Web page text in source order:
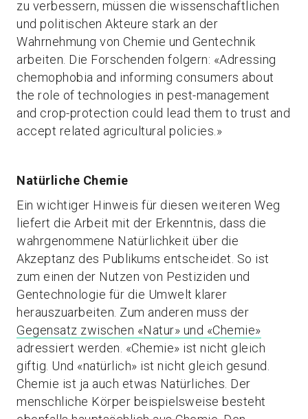
zu verbessern, müssen die wissenschaftlichen
und politischen Akteure stark an der
Wahrnehmung von Chemie und Gentechnik
arbeiten. Die Forschenden folgern: «Adressing
chemophobia and informing consumers about
the role of technologies in pest-management
and crop-protection could lead them to trust and
accept related agricultural policies.»
Natürliche Chemie
Ein wichtiger Hinweis für diesen weiteren Weg
liefert die Arbeit mit der Erkenntnis, dass die
wahrgenommene Natürlichkeit über die
Akzeptanz des Publikums entscheidet. So ist
zum einen der Nutzen von Pestiziden und
Gentechnologie für die Umwelt klarer
herauszuarbeiten. Zum anderen muss der
Gegensatz zwischen «Natur» und «Chemie»
adressiert werden. «Chemie» ist nicht gleich
giftig. Und «natürlich» ist nicht gleich gesund.
Chemie ist ja auch etwas Natürliches. Der
menschliche Körper beispielsweise besteht